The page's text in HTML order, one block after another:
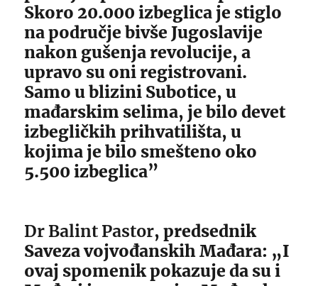
Skoro 20.000 izbeglica je stiglo
na područje bivše Jugoslavije
nakon gušenja revolucije, a
upravo su oni registrovani.
Samo u blizini Subotice, u
mađarskim selima, je bilo devet
izbegličkih prihvatilišta, u
kojima je bilo smešteno oko
5.500 izbeglica”
Dr Balint Pastor, predsednik
Saveza vojvođanskih Mađara: „I
ovaj spomenik pokazuje da su i